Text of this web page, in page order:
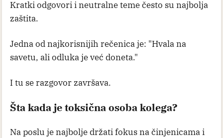
Kratki odgovori i neutralne teme često su najbolja
zaštita.
Jedna od najkorisnijih rečenica je: "Hvala na
savetu, ali odluka je već doneta."
I tu se razgovor završava.
Šta kada je toksična osoba kolega?
Na poslu je najbolje držati fokus na činjenicama i